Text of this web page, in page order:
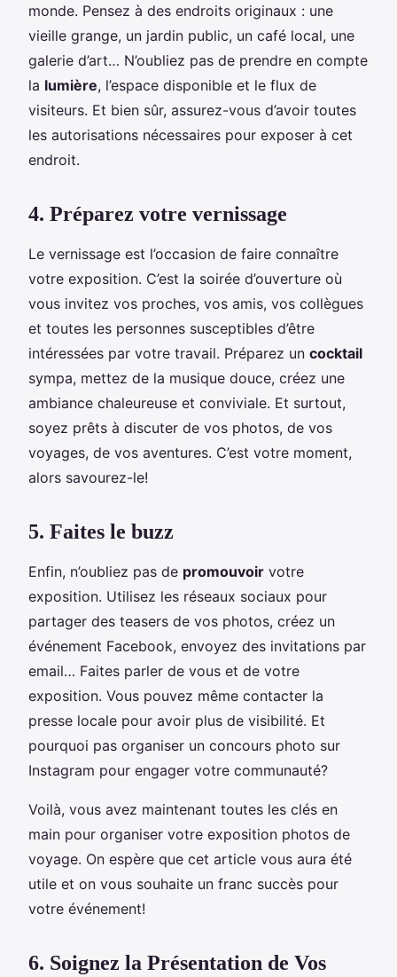
monde. Pensez à des endroits originaux : une
vieille grange, un jardin public, un café local, une
galerie d’art… N’oubliez pas de prendre en compte
la lumière, l’espace disponible et le flux de
visiteurs. Et bien sûr, assurez-vous d’avoir toutes
les autorisations nécessaires pour exposer à cet
endroit.
4. Préparez votre vernissage
Le vernissage est l’occasion de faire connaître
votre exposition. C’est la soirée d’ouverture où
vous invitez vos proches, vos amis, vos collègues
et toutes les personnes susceptibles d’être
intéressées par votre travail. Préparez un cocktail
sympa, mettez de la musique douce, créez une
ambiance chaleureuse et conviviale. Et surtout,
soyez prêts à discuter de vos photos, de vos
voyages, de vos aventures. C’est votre moment,
alors savourez-le!
5. Faites le buzz
Enfin, n’oubliez pas de promouvoir votre
exposition. Utilisez les réseaux sociaux pour
partager des teasers de vos photos, créez un
événement Facebook, envoyez des invitations par
email… Faites parler de vous et de votre
exposition. Vous pouvez même contacter la
presse locale pour avoir plus de visibilité. Et
pourquoi pas organiser un concours photo sur
Instagram pour engager votre communauté?
Voilà, vous avez maintenant toutes les clés en
main pour organiser votre exposition photos de
voyage. On espère que cet article vous aura été
utile et on vous souhaite un franc succès pour
votre événement!
6. Soignez la Présentation de Vos